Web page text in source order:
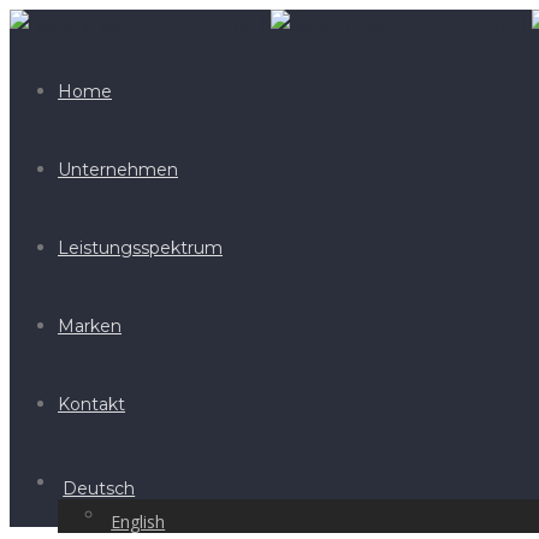
Home
Unternehmen
Leistungsspektrum
Marken
Kontakt
Deutsch
English